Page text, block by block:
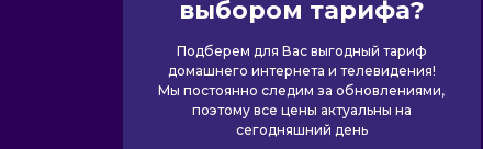
выбором тарифа?
Подберем для Вас выгодный тариф
домашнего интернета и телевидения!
Мы постоянно следим за обновлениями,
поэтому все цены актуальны на
сегодняшний день